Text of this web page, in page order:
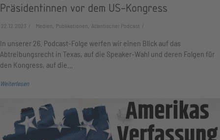
Präsidentinnen vor dem US-Kongress
22.12.2023 Medien, Publikationen, Atlantischer Podcast
In unserer 26. Podcast-Folge werfen wir einen Blick auf das
Abtreibungsrecht in Texas, auf die Speaker-Wahl und deren Folgen für
den Kongress, auf die…
Weiterlesen